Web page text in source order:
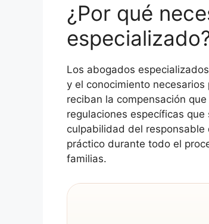
¿Por qué
Los abogados
y el conocimiento
reciban la compensación
regulaciones específicas
culpabilidad del
práctico durante todo el
familias.